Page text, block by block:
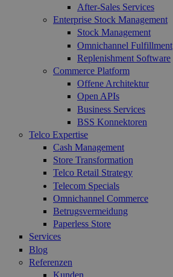
After-Sales Services
Enterprise Stock Management
Stock Management
Omnichannel Fulfillment
Replenishment Software
Commerce Platform
Offene Architektur
Open APIs
Business Services
BSS Konnektoren
Telco Expertise
Cash Management
Store Transformation
Telco Retail Strategy
Telecom Specials
Omnichannel Commerce
Betrugsvermeidung
Paperless Store
Services
Blog
Referenzen
Kunden